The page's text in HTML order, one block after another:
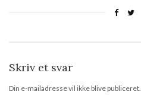
Skriv et svar
Din e-mailadresse vil ikke blive publiceret.